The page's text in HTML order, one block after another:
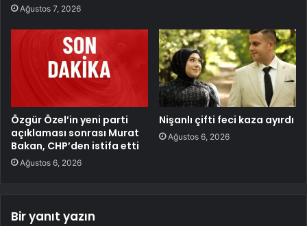
Ağustos 7, 2026
Özgür Özel’in yeni parti
açıklaması sonrası Murat
Bakan, CHP’den istifa etti
Ağustos 6, 2026
Nişanlı çifti feci kaza ayırdı
Ağustos 6, 2026
Bir yanıt yazın